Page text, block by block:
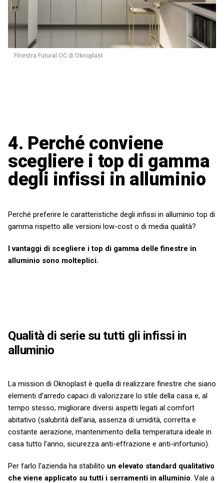
Finestra Futural OC di Oknoplast
4. Perché conviene
scegliere i top di gamma
degli infissi in alluminio
Perché preferire le caratteristiche degli infissi in alluminio top di
gamma rispetto alle versioni low-cost o di media qualità?
I vantaggi di scegliere i top di gamma delle finestre in
alluminio sono molteplici.
Qualità di serie su tutti gli infissi in
alluminio
La mission di Oknoplast è quella di realizzare finestre che siano
elementi d’arredo capaci di valorizzare lo stile della casa e, al
tempo stesso, migliorare diversi aspetti legati al comfort
abitativo (salubrità dell’aria, assenza di umidità, corretta e
costante aerazione, mantenimento della temperatura ideale in
casa tutto l’anno, sicurezza anti-effrazione e anti-infortunio).
Per farlo l’azienda ha stabilito un elevato standard qualitativo
che viene applicato su tutti i serramenti in alluminio. Vale a